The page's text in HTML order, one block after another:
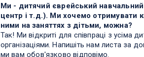
Ми - дитячий єврейський
центр і т.д.). Ми хочемо отримувати
ними на заняттях з дітьми, можна?
Так! Ми відкриті для співпраці з усіма
організаціями. Напишіть нам листа за
ми вам обов'язково відповімо.